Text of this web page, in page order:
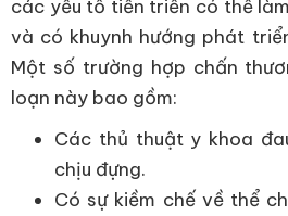
các yếu tố tiến triển có thể
và có khuynh hướng phát
Một số trường hợp chấn
loạn này bao gồm:
Các thủ thuật y khoa
chịu đựng.
Có sự kiềm chế về thể